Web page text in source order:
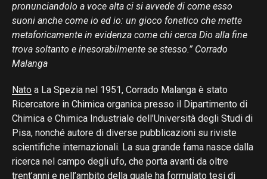
pronunciandolo a voce alta ci si avvede di come esso
suoni anche come io ed io: un gioco fonetico che mette
metaforicamente in evidenza come chi cerca Dio alla fine
trova soltanto e inesorabilmente se stesso.” Corrado
Malanga
Nato a La Spezia nel 1951, Corrado Malanga è stato
Ricercatore in Chimica organica presso il Dipartimento di
Chimica e Chimica Industriale dell’Università degli Studi di
Pisa, nonché autore di diverse pubblicazioni su riviste
scientifiche internazionali. La sua grande fama nasce dalla
ricerca nel campo degli ufo, che porta avanti da oltre
trent’anni e nell’ambito della quale ha formulato tesi di